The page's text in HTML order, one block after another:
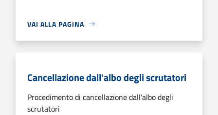
VAI ALLA PAGINA
Cancellazione dall'albo degli scrutatori
Procedimento di cancellazione dall'albo degli
scrutatori